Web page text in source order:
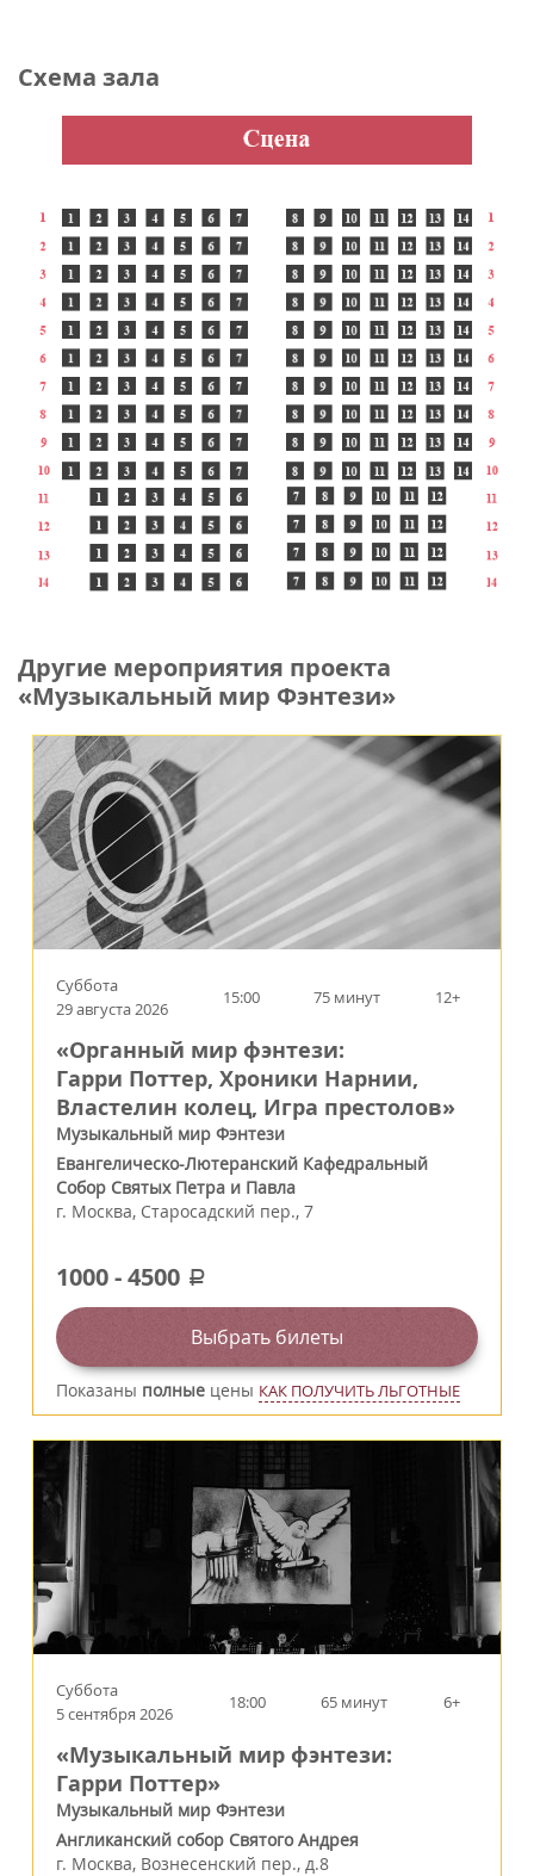
Схема зала
Другие мероприятия проекта
«Музыкальный мир Фэнтези»
Суббота
29 августа 2026
15:00 75 минут 12+
«Органный мир фэнтези:
Гарри Поттер, Хроники Нарнии,
Властелин колец, Игра престолов»
Музыкальный мир Фэнтези
Евангелическо-Лютеранский Кафедральный
Собор Святых Петра и Павла
г. Москва, Старосадский пер., 7
1000-4500 a
Выбрать билеты
Показаны полные цены КАК ПОЛУЧИТЬ ЛЬГОТНЫЕ
Суббота
5 сентября 2026
18:00 65 минут 6+
«Музыкальный мир фэнтези:
Гарри Поттер»
Музыкальный мир Фэнтези
Англиканский собор Святого Андрея
г. Москва, Вознесенский пер., д.8